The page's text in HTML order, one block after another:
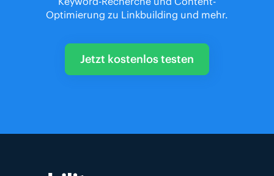
Optimierung zu Linkbuilding und mehr.
Jetzt kostenlos testen